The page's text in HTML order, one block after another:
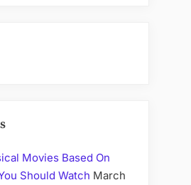
Movies Based On
Should Watch March